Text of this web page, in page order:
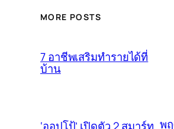
MORE POSTS
7 อาชีพเสริมทำรายได้ที่
บ้าน
พ